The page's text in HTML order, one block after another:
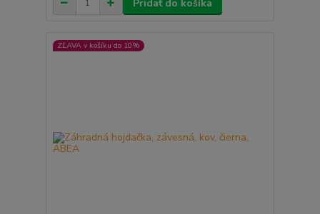
Pridať do košíka
ZĽAVA v košíku do 10%